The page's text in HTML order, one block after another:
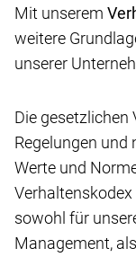
Mit unserem
weitere
unserer
Die gesetzlichen
Regelungen und
Werte und
sowohl für
Management,